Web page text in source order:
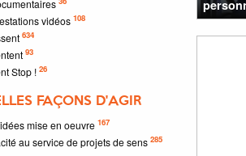
vidéos 108
634
93
Stop ! 26
FAÇONS D'AGIR
mise en oeuvre 167
au service de projets de sens 285